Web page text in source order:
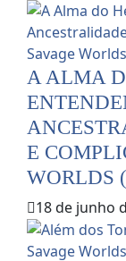
A ALMA
E
WORLDS
18 de junho